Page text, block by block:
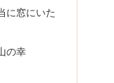
に窓にいた
の幸